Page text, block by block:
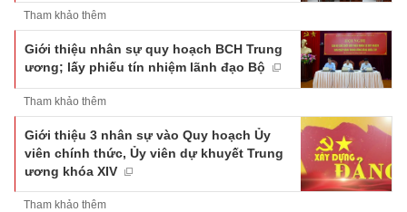
Tham khảo thêm
Giới thiệu nhân sự quy hoạch BCH Trung
ương; lấy phiếu tín nhiệm lãnh đạo Bộ
Tham khảo thêm
Giới thiệu 3 nhân sự vào Quy hoạch Ủy
viên chính thức, Ủy viên dự khuyết Trung
ương khóa XIV
Tham khảo thêm